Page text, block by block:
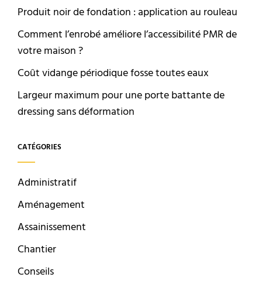
Produit noir de fondation : application au rouleau
Comment l’enrobé améliore l’accessibilité PMR de
votre maison ?
Coût vidange périodique fosse toutes eaux
Largeur maximum pour une porte battante de
dressing sans déformation
CATÉGORIES
Administratif
Aménagement
Assainissement
Chantier
Conseils